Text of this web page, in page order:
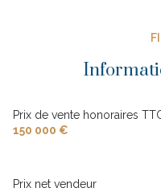
Prix de vente honoraires
150 000 €
Prix net vendeur